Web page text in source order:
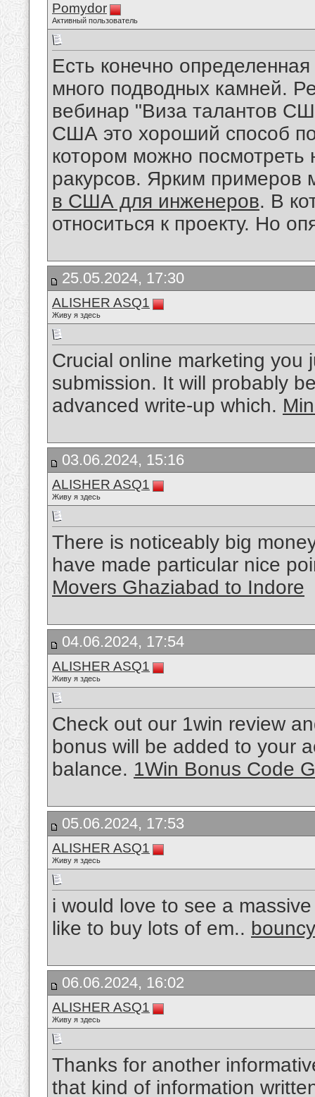
Pomydor
Активный пользователь
Есть конечно
много подводных камней.
вебинар "Виза талантов
США это хороший способ
котором можно
ракурсов. Ярким примеров
в США для инженеров. В
относиться к проекту. Но
25.05.2024, 17:30
ALISHER ASQ1
Живу я здесь
Crucial online marketing you
submission. It will probably
advanced write-up which.
03.06.2024, 15:16
ALISHER ASQ1
Живу я здесь
There is noticeably big
have made particular nice
Movers Ghaziabad to Indore
04.06.2024, 17:54
ALISHER ASQ1
Живу я здесь
Check out our 1win review
bonus will be added to your
balance. 1Win Bonus Code
05.06.2024, 17:53
ALISHER ASQ1
Живу я здесь
i would love to see a
like to buy lots of em..
06.06.2024, 16:02
ALISHER ASQ1
Живу я здесь
Thanks for another
that kind of information